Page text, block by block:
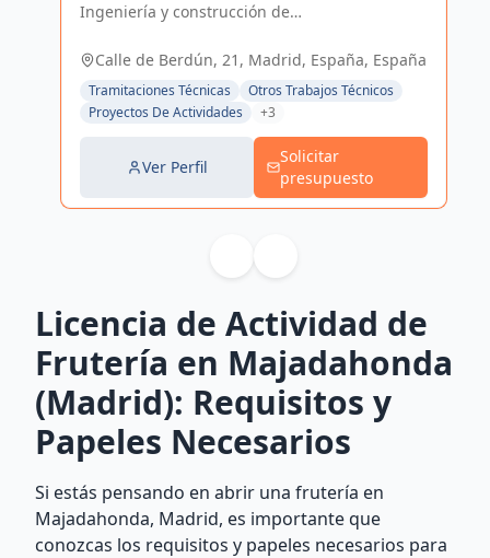
ENGINEERS
Ingeniería y construcción de
en Madrid y Sevilla La Nueva.
Calle de Berdún, 21, Madrid, España, España
Tramitaciones Técnicas
Otros Trabajos Técnicos
Proyectos De Actividades
+3
Ver Perfil
Solicitar
presupuesto
Licencia de Actividad de
Frutería en Majadahonda
(Madrid): Requisitos y
Papeles Necesarios
Si estás pensando en abrir una frutería en
Majadahonda, Madrid, es importante que
conozcas los requisitos y papeles necesarios para